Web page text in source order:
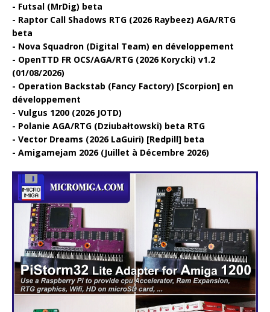
Futsal (MrDig) beta
Raptor Call Shadows RTG (2026 Raybeez) AGA/RTG
beta
Nova Squadron (Digital Team) en développement
OpenTTD FR OCS/AGA/RTG (2026 Korycki) v1.2
(01/08/2026)
Operation Backstab (Fancy Factory) [Scorpion] en
développement
Vulgus 1200 (2026 JOTD)
Polanie AGA/RTG (Dziubałtowski) beta RTG
Vector Dreams (2026 LaGuiri) [Redpill] beta
Amigamejam 2026 (Juillet à Décembre 2026)